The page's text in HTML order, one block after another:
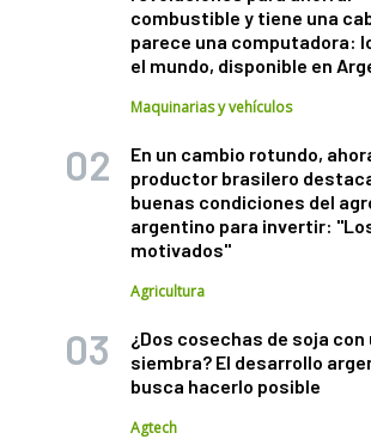
combustible y tiene una
parece una computadora:
el mundo, disponible en
Maquinarias y vehículos
En un cambio rotundo,
productor brasilero
buenas condiciones del
argentino para invertir:
motivados"
Agricultura
¿Dos cosechas de soja con
siembra? El desarrollo
busca hacerlo posible
Agtech